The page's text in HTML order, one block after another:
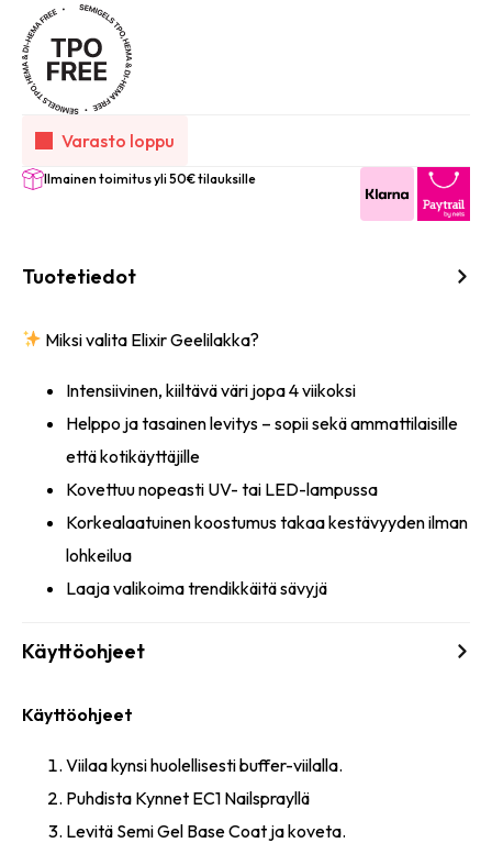
Varasto loppu
Ilmainen toimitus yli 50€ tilauksille
Tuotetiedot
Miksi valita Elixir Geelilakka?
Intensiivinen, kiiltävä väri jopa 4 viikoksi
Helppo ja tasainen levitys – sopii sekä ammattilaisille
että kotikäyttäjille
Kovettuu nopeasti UV- tai LED-lampussa
Korkealaatuinen koostumus takaa kestävyyden ilman
lohkeilua
Laaja valikoima trendikkäitä sävyjä
Käyttöohjeet
Käyttöohjeet
Viilaa kynsi huolellisesti buffer-viilalla.
Puhdista Kynnet EC1 Nailsprayllä
Levitä Semi Gel Base Coat ja koveta.